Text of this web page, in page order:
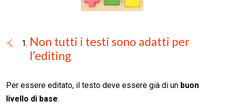
Non tutti i testi sono adatti per
l’editing
Per essere editato, il testo deve essere già di un buon
livello di base.